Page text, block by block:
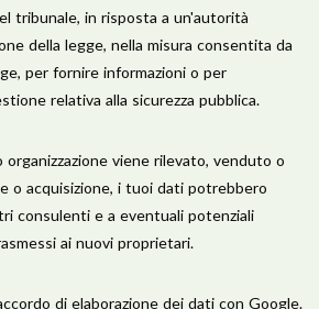
tribunale, in risposta a un'autorità
della legge, nella misura consentita da
per fornire informazioni o per
relativa alla sicurezza pubblica.
viene rilevato, venduto o
o acquisizione, i tuoi dati potrebbero
consulenti e a eventuali potenziali
ai nuovi proprietari.
di elaborazione dei dati con Google.